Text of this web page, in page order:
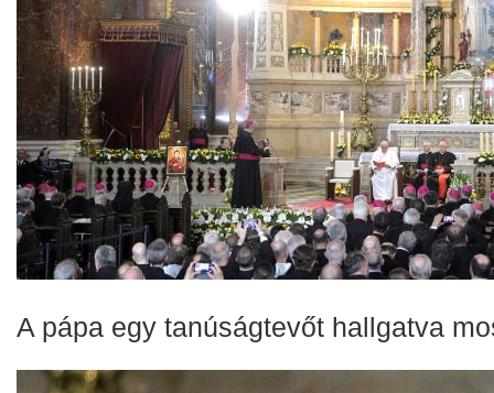
A pápa egy tanúságtevőt hallgatva